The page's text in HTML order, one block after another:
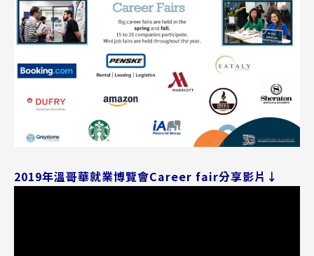
2019年溫哥華就業博覽會Career fair分享影片↓